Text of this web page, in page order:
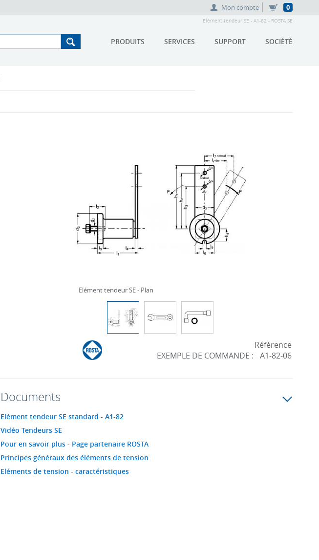
Mon compte 0
Elément tendeur SE - A1-82 - ROSTA SE
PRODUITS SERVICES SUPPORT SOCIÉTÉ
Elément tendeur SE - Plan
EXEMPLE DE COMMANDE :
Référence
A1-82-06
Documents
Elément tendeur SE standard - A1-82
Vidéo Tendeurs SE
Pour en savoir plus - Page partenaire ROSTA
Principes généraux des éléments de tension
Eléments de tension - caractéristiques